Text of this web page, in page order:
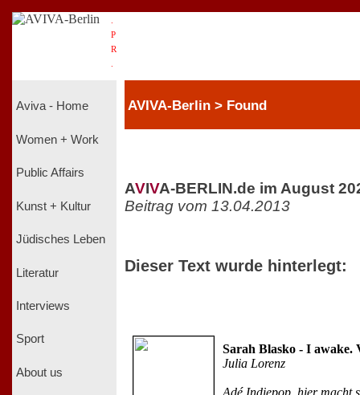
P
R
Aviva - Home
Women + Work
Public Affairs
Kunst + Kultur
Jüdisches Leben
Literatur
Interviews
Sport
About us
AVIVA-Berlin > Found
AVIVA-BERLIN.de im August
Beitrag vom 13.04.2013
Dieser Text wurde hinterlegt:
Sarah Blasko - I awake.
Julia Lorenz